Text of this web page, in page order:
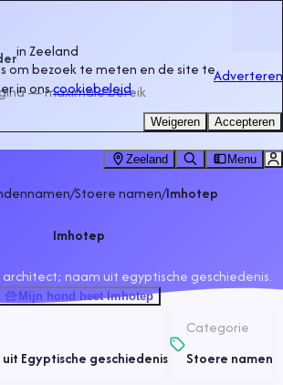
inZeeland
— maximale bereik
Adverteren
Zeeland Menu
/Stoere namen/Imhotep
Imhotep
naam uit egyptische geschiedenis.
Mijn hond heet Imhotep
Egyptische geschiedenis
Categorie
Stoere namen
om bezoek te meten en de site te
in onscookiebeleid.
Weigeren Accepteren